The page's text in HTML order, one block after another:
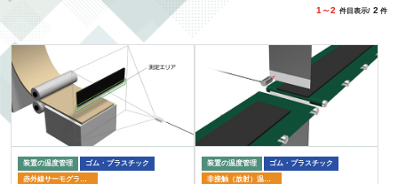
1～2 件目表示/ 2 件
装置の温度管理
ゴム・プラスチック
赤外線サーモグラフィ
装置の温度管理
ゴム・プラスチック
非接触（放射）温度計